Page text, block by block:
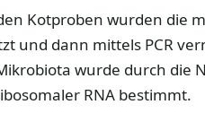
Kotproben wurden die
und dann mittels PCR
wurde durch die
RNA bestimmt.